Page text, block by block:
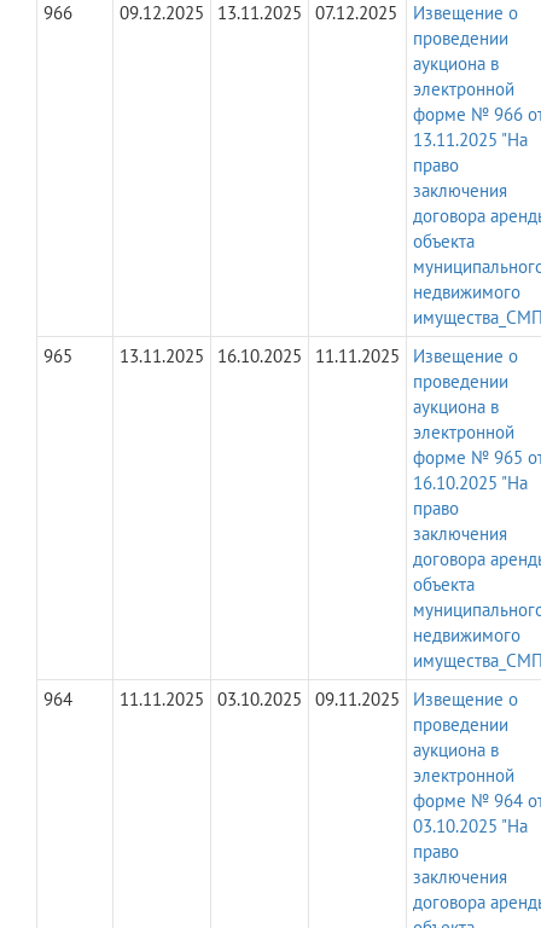
966
09.12.2025 13.11.2025 07.12.2025
Извещение о
проведении
аукциона в
электронной
форме № 966
13.11.2025 "На
право
заключения
договора
объекта
недвижимого
965
13.11.2025 16.10.2025 11.11.2025
Извещение о
проведении
аукциона в
электронной
форме № 965
16.10.2025 "На
право
заключения
договора
объекта
недвижимого
964
11.11.2025 03.10.2025 09.11.2025
Извещение о
проведении
аукциона в
электронной
форме № 964
03.10.2025 "На
право
заключения
договора